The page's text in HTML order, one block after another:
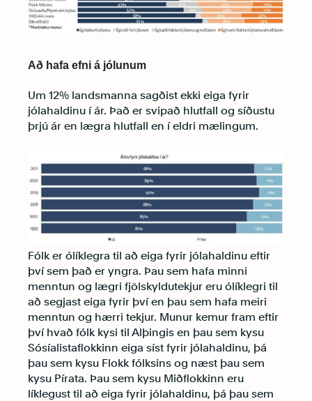
Að hafa efni á jólunum
Um 12% landsmanna sagðist ekki eiga fyrir
jólahaldinu í ár. Það er svipað hlutfall og síðustu
þrjú ár en lægra hlutfall en í eldri mælingum.
Fólk er ólíklegra til að eiga fyrir jólahaldinu eftir
því sem það er yngra. Þau sem hafa minni
menntun og lægri fjölskyldutekjur eru ólíklegri til
að segjast eiga fyrir því en þau sem hafa meiri
menntun og hærri tekjur. Munur kemur fram eftir
því hvað fólk kysi til Alþingis en þau sem kysu
Sósíalistaflokkinn eiga síst fyrir jólahaldinu, þá
þau sem kysu Flokk fólksins og næst þau sem
kysu Pírata. Þau sem kysu Miðflokkinn eru
líklegust til að eiga fyrir jólahaldinu, þá þau sem